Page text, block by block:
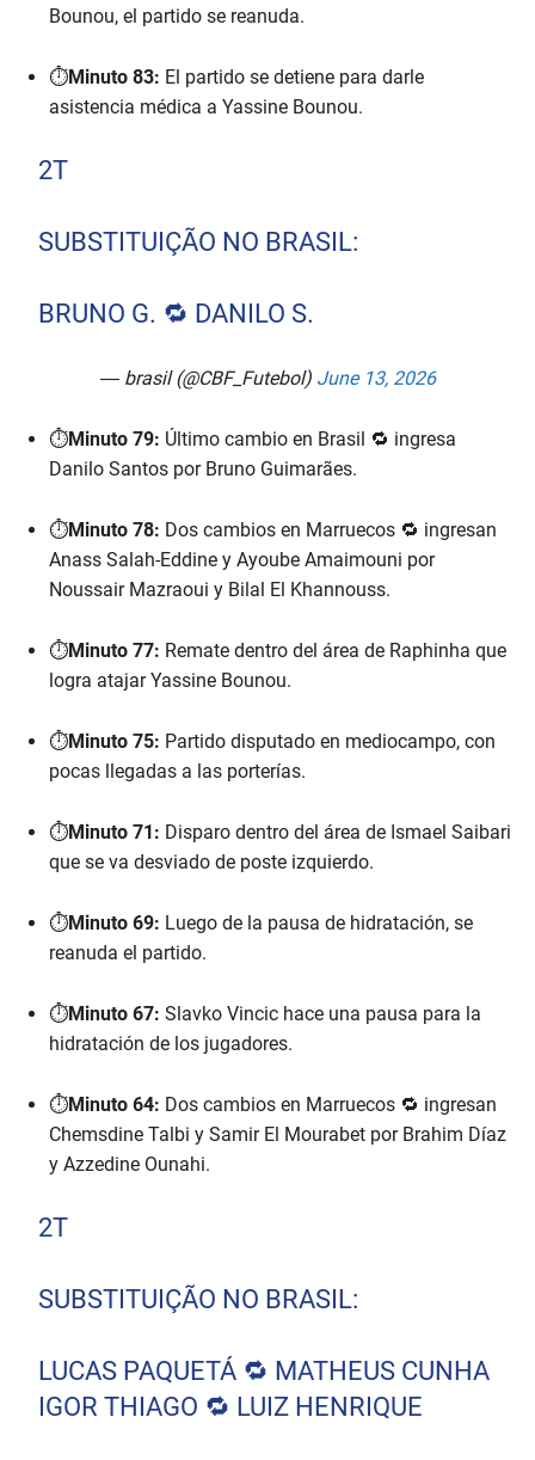
Bounou, el partido se reanuda.
⏱️Minuto 83: El partido se detiene para darle
asistencia médica a Yassine Bounou.
2T
SUBSTITUIÇÃO NO BRASIL:
BRUNO G. 🔁 DANILO S.
— brasil (@CBF_Futebol) June 13, 2026
⏱️Minuto 79: Último cambio en Brasil 🔁 ingresa
Danilo Santos por Bruno Guimarães.
⏱️Minuto 78: Dos cambios en Marruecos 🔁 ingresan
Anass Salah-Eddine y Ayoube Amaimouni por
Noussair Mazraoui y Bilal El Khannouss.
⏱️Minuto 77: Remate dentro del área de Raphinha que
logra atajar Yassine Bounou.
⏱️Minuto 75: Partido disputado en mediocampo, con
pocas llegadas a las porterías.
⏱️Minuto 71: Disparo dentro del área de Ismael Saibari
que se va desviado de poste izquierdo.
⏱️Minuto 69: Luego de la pausa de hidratación, se
reanuda el partido.
⏱️Minuto 67: Slavko Vincic hace una pausa para la
hidratación de los jugadores.
⏱️Minuto 64: Dos cambios en Marruecos 🔁 ingresan
Chemsdine Talbi y Samir El Mourabet por Brahim Díaz
y Azzedine Ounahi.
2T
SUBSTITUIÇÃO NO BRASIL:
LUCAS PAQUETÁ 🔁 MATHEUS CUNHA
IGOR THIAGO 🔁 LUIZ HENRIQUE